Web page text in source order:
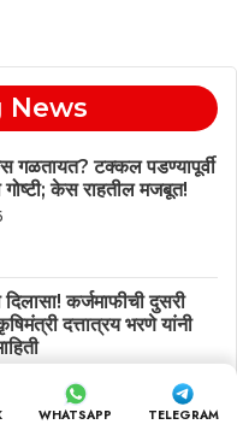
News
गळतायत? टक्कल पडण्यापूर्वी
गोष्टी; केस राहतील मजबूत!
कर्जमाफीची दुसरी
दत्तात्रय भरणे यांनी
WHATSAPP TELEGRAM